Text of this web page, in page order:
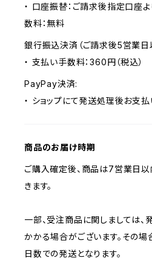
・ 口座振替：ご請求後指定口座
数料：無料
銀行振込決済（ご請求後5営業日
・ 支払い手数料：360円（税込）
PayPay決済:
・ ショップにて発送処理後お支払
商品のお届け時期
ご購入確定後、商品は7営業日
きます。
一部、受注商品に関しましては
かかる場合がございます。その
日数での発送となります。